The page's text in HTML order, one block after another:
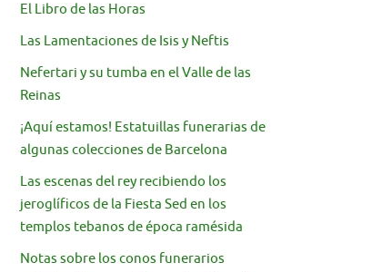
El Libro de las Horas
Las Lamentaciones de Isis y Neftis
Nefertari y su tumba en el Valle de las
Reinas
¡Aquí estamos! Estatuillas funerarias de
algunas colecciones de Barcelona
Las escenas del rey recibiendo los
jeroglíficos de la Fiesta Sed en los
templos tebanos de época ramésida
Notas sobre los conos funerarios